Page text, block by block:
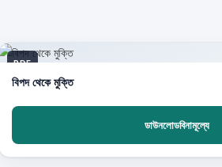
PDF
বিপদ থেকে মুক্তি
ডাউনলোডবিনামূল্যে